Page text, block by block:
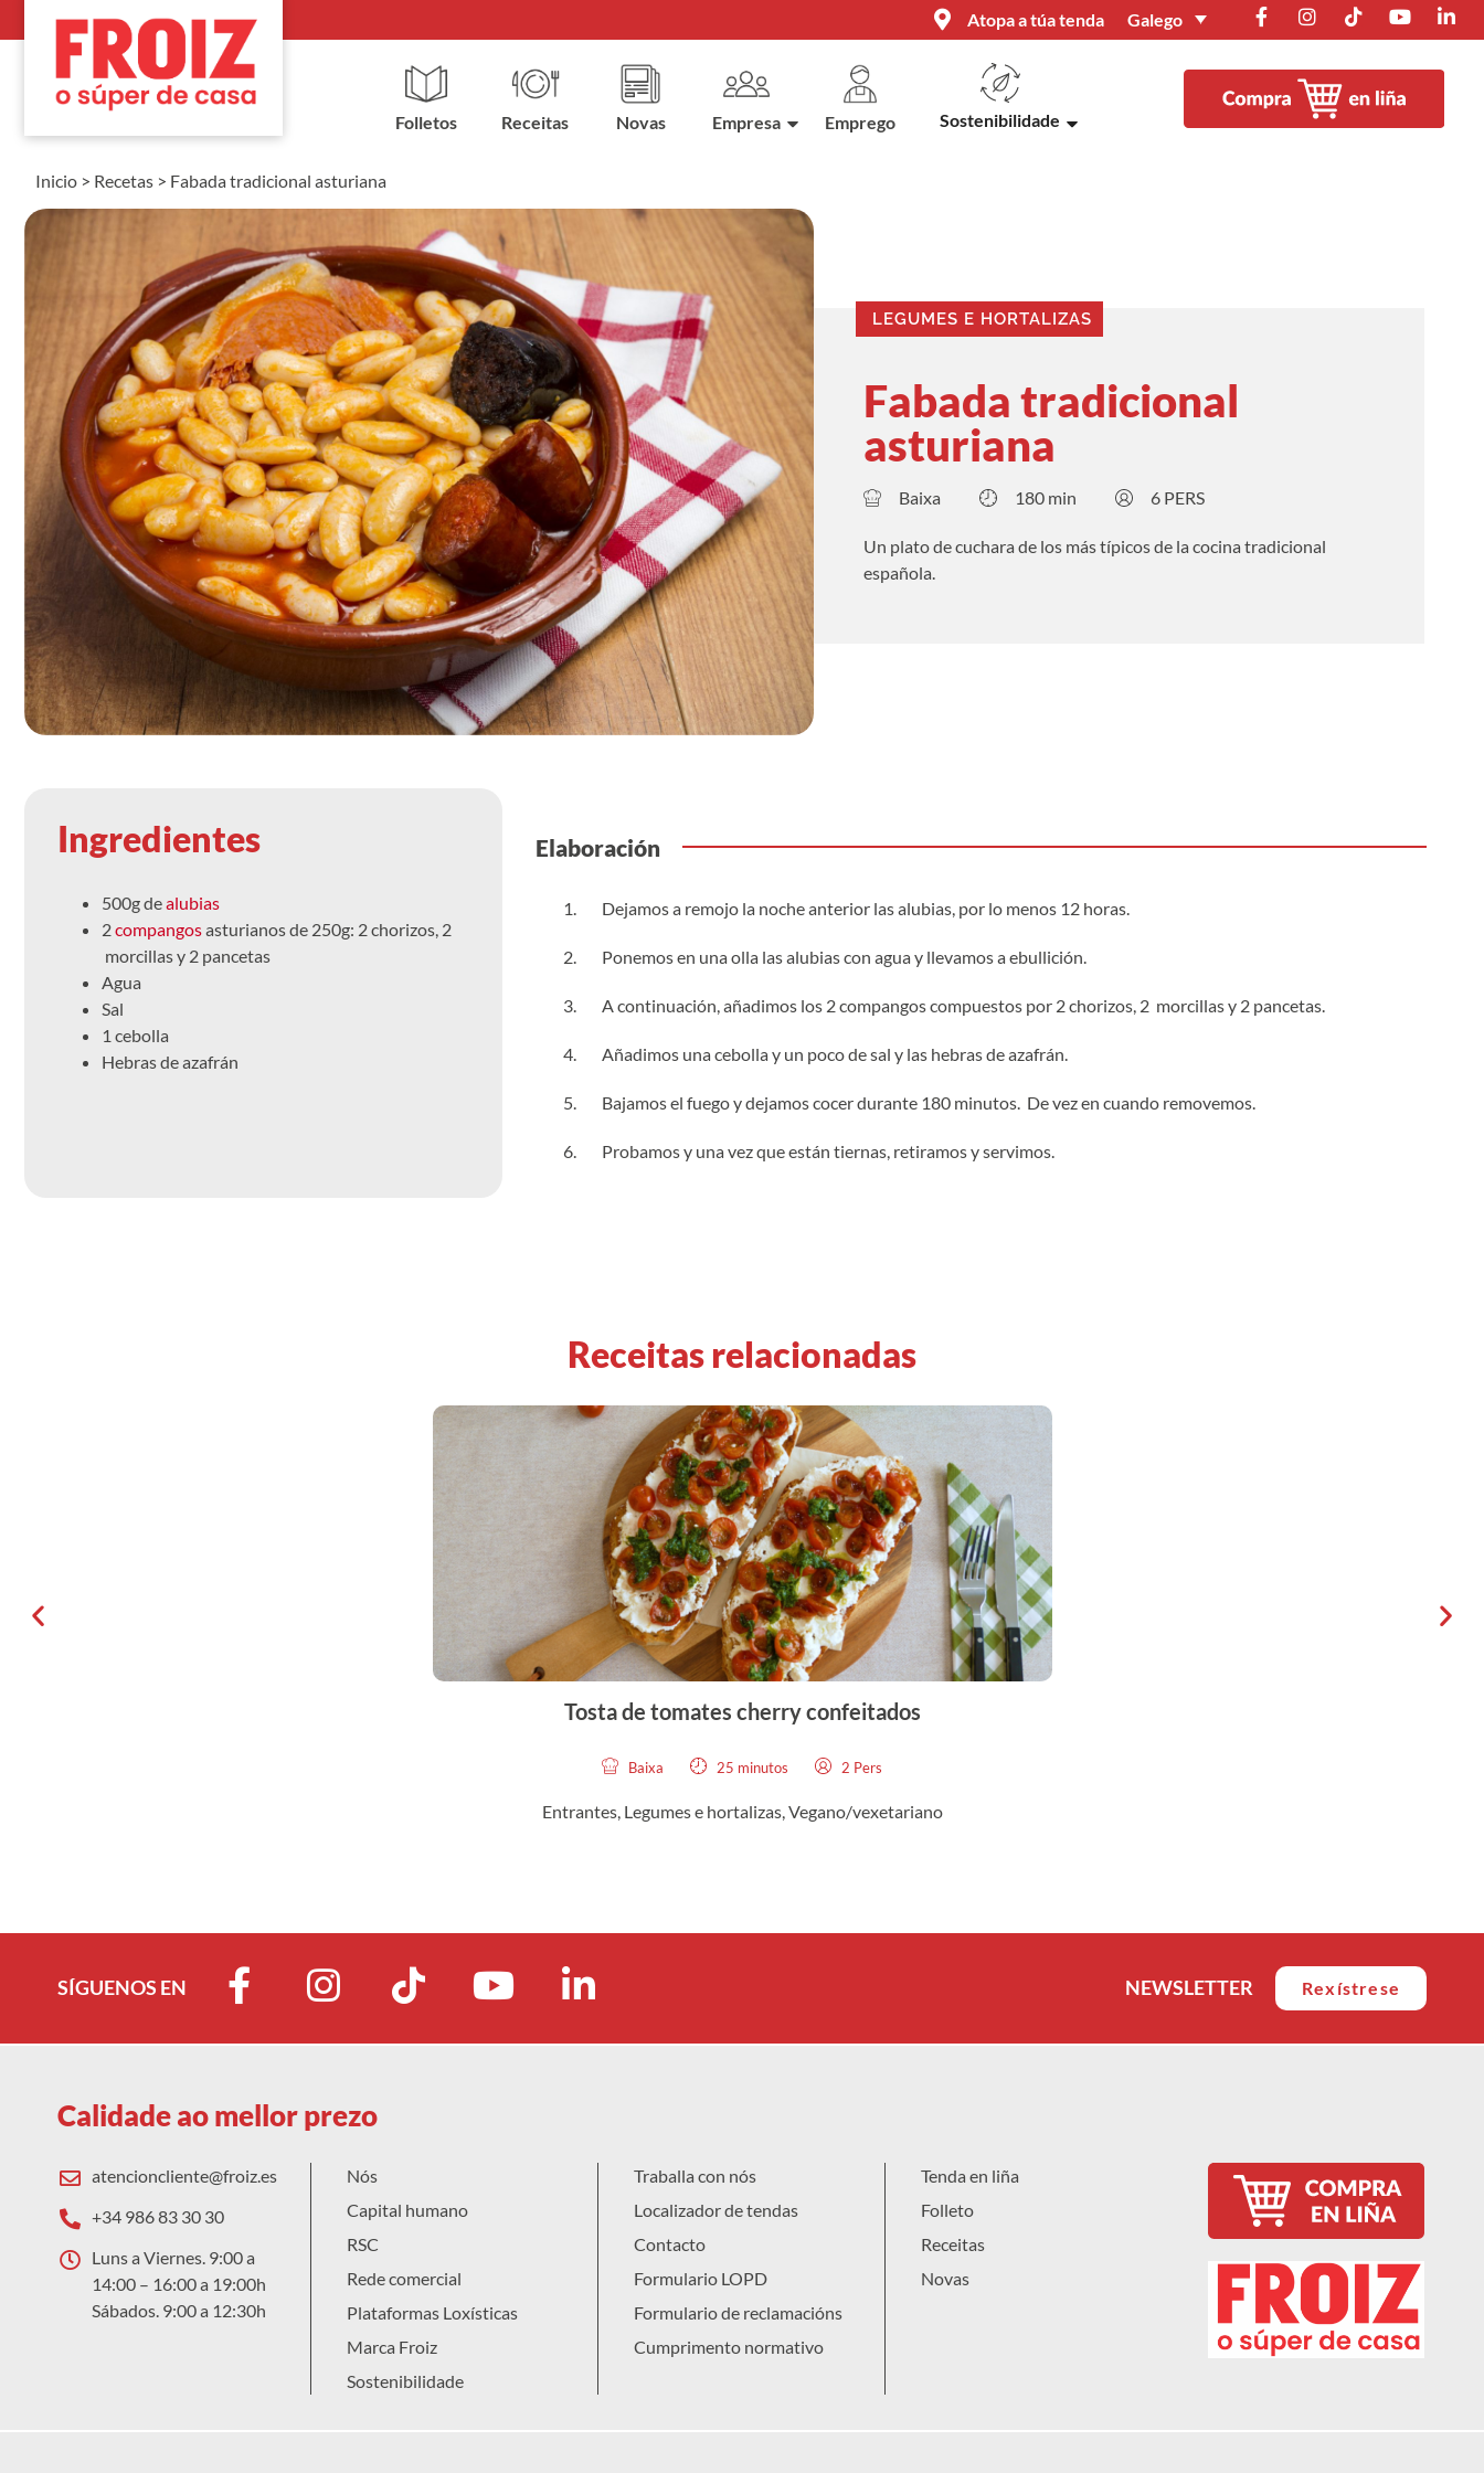
Atopa a túa tenda Galego
Folletos Receitas Novas Empresa Emprego Sostenibilidade
Inicio > Recetas > Fabada tradicional asturiana
LEGUMES E HORTALIZAS
Fabada tradicional
asturiana
Baixa 180 min 6 PERS
Un plato de cuchara de los más típicos de la cocina tradicional
española.
Ingredientes
500g dealubias
2compangosasturianos de 250g: 2 chorizos, 2
morcillas y 2 pancetas
Agua
Sal
1 cebolla
Hebras de azafrán
Elaboración
Dejamos a remojo la noche anterior las alubias, por lo menos 12 horas.
Ponemos en una olla las alubias con agua y llevamos a ebullición.
A continuación, añadimos los 2 compangos compuestos por 2 chorizos, 2 morcillas y 2 pancetas.
Añadimos una cebolla y un poco de sal y las hebras de azafrán.
Bajamos el fuego y dejamos cocer durante 180 minutos. De vez en cuando removemos.
Probamos y una vez que están tiernas, retiramos y servimos.
Receitas relacionadas
Tosta de tomates cherry confeitados
Baixa 25 minutos 2 Pers
Entrantes, Legumes e hortalizas,Vegano/vexetariano
SÍGUENOS EN NEWSLETTER Rexístrese
Calidade ao mellor prezo
atencioncliente@froiz.es
+34 986 83 30 30
Luns a Viernes. 9:00 a
14:00 – 16:00 a 19:00h
Sábados. 9:00 a 12:30h
Nós
Capital humano
RSC
Rede comercial
Plataformas Loxísticas
Marca Froiz
Sostenibilidade
Traballa con nós
Localizador de tendas
Contacto
Formulario LOPD
Formulario de reclamacións
Cumprimento normativo
Tenda en liña
Folleto
Receitas
Novas